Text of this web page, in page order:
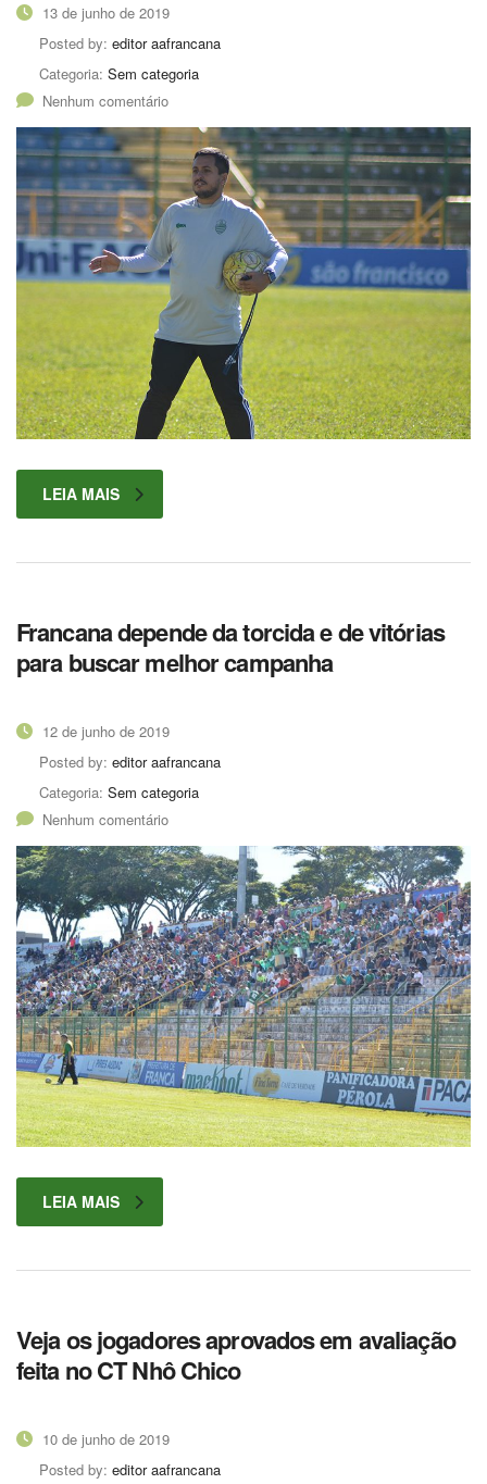
13 de junho de 2019
Posted by: editor aafrancana
Categoria: Sem categoria
Nenhum comentário
LEIA MAIS
Francana depende da torcida e de vitórias
para buscar melhor campanha
12 de junho de 2019
Posted by: editor aafrancana
Categoria: Sem categoria
Nenhum comentário
LEIA MAIS
Veja os jogadores aprovados em avaliação
feita no CT Nhô Chico
10 de junho de 2019
Posted by: editor aafrancana